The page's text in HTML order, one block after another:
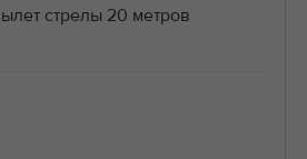
стрелы 20 метров